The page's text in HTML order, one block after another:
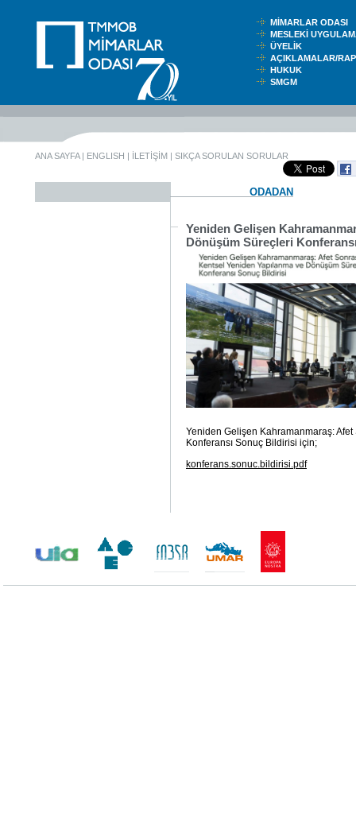
MİMARLAR ODASI
MESLEKİ
ÜYELİK
AÇIKLAMALAR/
HUKUK
SMGM
ANA SAYFA| ENGLISH | İLETİŞİM | SIKÇA SORULAN SORULAR
ODADAN
Yeniden Gelişen
Dönüşüm Süreçleri
Yeniden Gelişen Kahramanmaraş:
Konferansı Sonuç Bildirisi için;
konferans.sonuc.bildirisi.pdf